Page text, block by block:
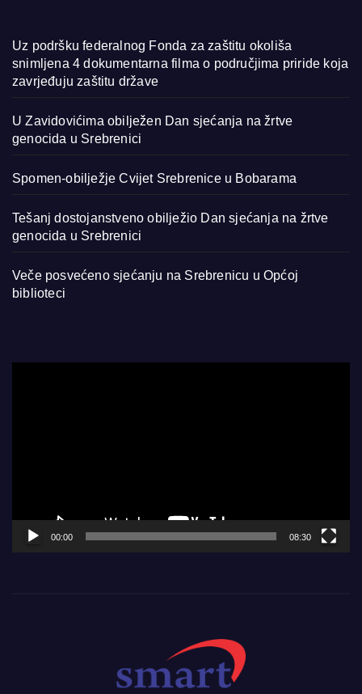
Uz podršku federalnog Fonda za zaštitu okoliša
snimljena 4 dokumentarna filma o područjima priride koja
zavrjeđuju zaštitu države
U Zavidovićima obilježen Dan sjećanja na žrtve
genocida u Srebrenici
Spomen-obilježje Cvijet Srebrenice u Bobarama
Tešanj dostojanstveno obilježio Dan sjećanja na žrtve
genocida u Srebrenici
Veče posvećeno sjećanju na Srebrenicu u Općoj
biblioteci
00:00 08:30